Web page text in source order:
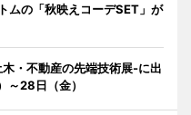
ムの「秋映えコーデSET」が
・不動産の先端技術展-に出
28日（金）